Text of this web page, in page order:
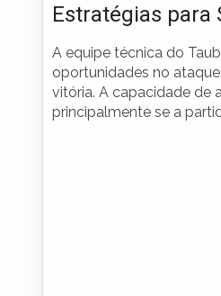
Estratégias para
A equipe técnica do
oportunidades no
vitória. A capacidade de
principalmente se a